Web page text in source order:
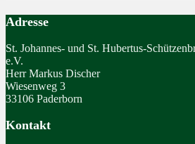
Adresse
St. Johannes- und St. Hubertus-
e.V.
Herr Markus Discher
Wiesenweg 3
33106 Paderborn
Kontakt